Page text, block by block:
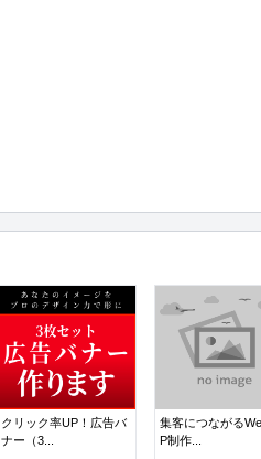
クリック率UP！広告バ
ナー（3...
集客につながる
P制作...